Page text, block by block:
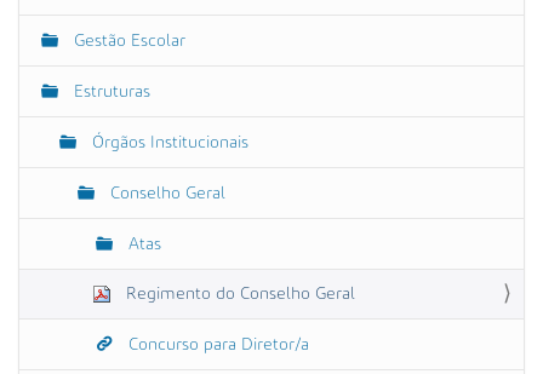
e
a
Gestão Escolar
Estruturas
Órgãos Institucionais
Conselho Geral
Atas
Regimento do Conselho Geral
Concurso para Diretor/a